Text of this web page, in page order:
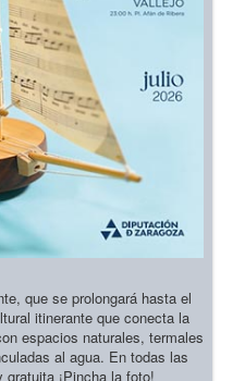
que se prolongará hasta el
itinerante que conecta la
espacios naturales, termales
al agua. En todas las
¡Pincha la foto!